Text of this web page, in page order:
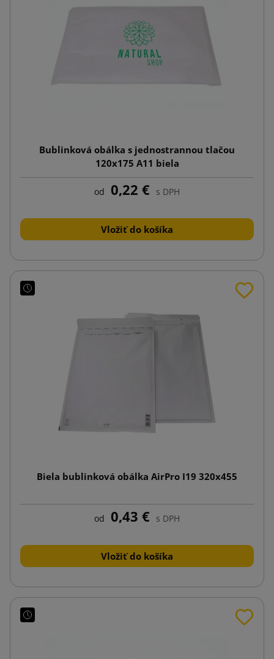
Bublinková obálka s jednostrannou tlačou
120x175 A11 biela
od 0,22 € s DPH
Vložiť do košíka
Biela bublinková obálka AirPro I19 320x455
od 0,43 € s DPH
Vložiť do košíka